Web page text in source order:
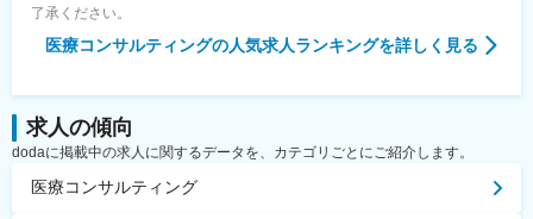
了承ください。
医療コンサルティングの人気求人ランキングを詳しく見る
求人の傾向
dodaに掲載中の求人に関するデータを、カテゴリごとにご紹介します。
医療コンサルティング